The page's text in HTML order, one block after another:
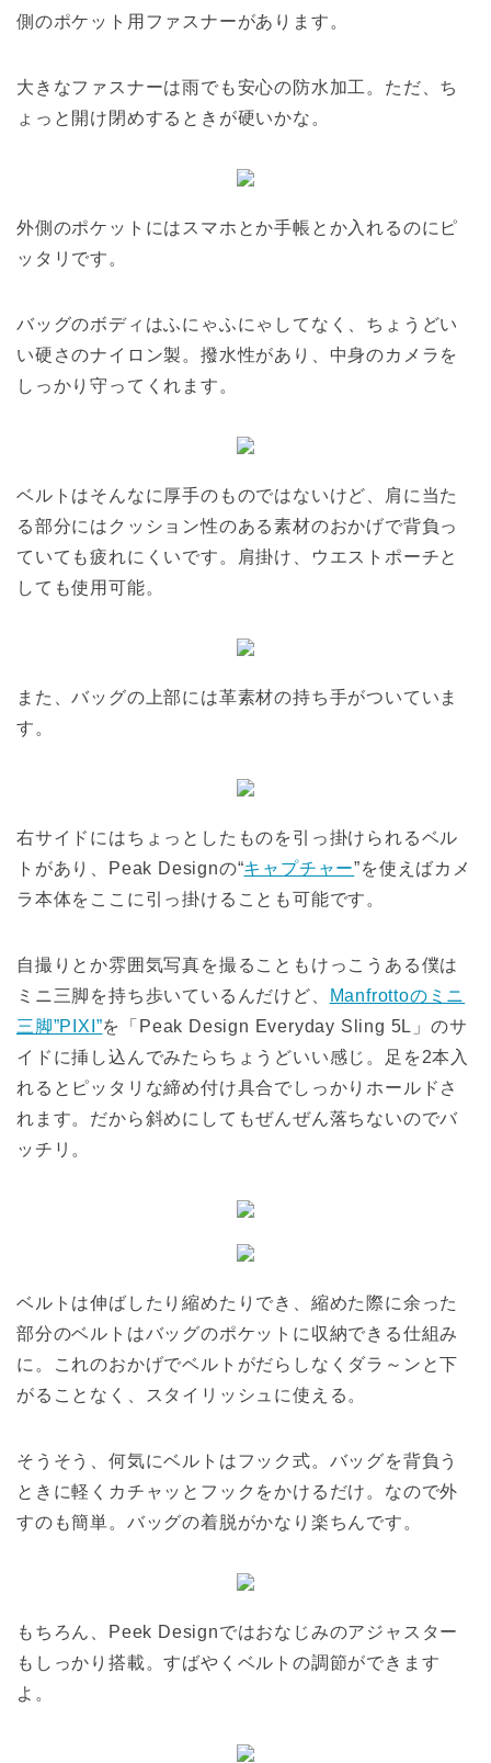
側のポケット用ファスナーがあります。
大きなファスナーは雨でも安心の防水加工。ただ、ち
ょっと開け閉めするときが硬いかな。
外側のポケットにはスマホとか手帳とか入れるのにピ
ッタリです。
バッグのボディはふにゃふにゃしてなく、ちょうどい
い硬さのナイロン製。撥水性があり、中身のカメラを
しっかり守ってくれます。
ベルトはそんなに厚手のものではないけど、肩に当た
る部分にはクッション性のある素材のおかげで背負っ
ていても疲れにくいです。肩掛け、ウエストポーチと
しても使用可能。
また、バッグの上部には革素材の持ち手がついていま
す。
右サイドにはちょっとしたものを引っ掛けられるベル
トがあり、Peak Designの“キャプチャー”を使えばカメ
ラ本体をここに引っ掛けることも可能です。
自撮りとか雰囲気写真を撮ることもけっこうある僕は
ミニ三脚を持ち歩いているんだけど、
Manfrottoのミニ
三脚”PIXI”を「Peak Design Everyday Sling 5L」のサ
イドに挿し込んでみたらちょうどいい感じ。足を2本入
れるとピッタリな締め付け具合でしっかりホールドさ
れます。だから斜めにしてもぜんぜん落ちないのでバ
ッチリ。
ベルトは伸ばしたり縮めたりでき、縮めた際に余った
部分のベルトはバッグのポケットに収納できる仕組み
に。これのおかげでベルトがだらしなくダラ～ンと下
がることなく、スタイリッシュに使える。
そうそう、何気にベルトはフック式。バッグを背負う
ときに軽くカチャッとフックをかけるだけ。なので外
すのも簡単。バッグの着脱がかなり楽ちんです。
もちろん、Peek Designではおなじみのアジャスター
もしっかり搭載。すばやくベルトの調節ができます
よ。